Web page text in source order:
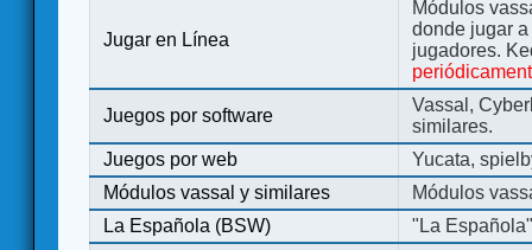
Jugar en Línea
Módulos
donde jugar
jugadores.
Juegos por software
Vassal,
similares.
Juegos por web
Yucata,
Módulos vassal y similares
Módulos
La Española (BSW)
"La